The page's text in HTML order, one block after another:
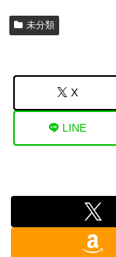
未分類
X
LINE